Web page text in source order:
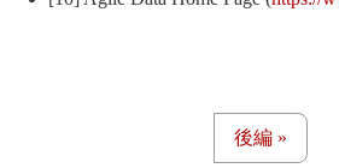
後編 »